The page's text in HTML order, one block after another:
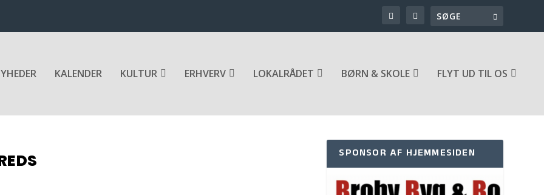
KALENDER KULTUR ERHVERV LOKALRÅDET BØRN & SKOLE FLYT UD TIL OS
SPONSOR AF HJEMMESIDEN